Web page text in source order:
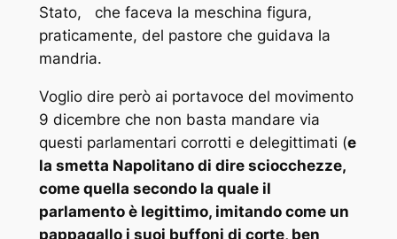
Stato, che faceva la meschina figura,
praticamente, del pastore che guidava la
mandria.
Voglio dire però ai portavoce del movimento
9 dicembre che non basta mandare via
questi parlamentari corrotti e delegittimati (e
la smetta Napolitano di dire sciocchezze,
come quella secondo la quale il
parlamento è legittimo, imitando come un
pappagallo i suoi buffoni di corte, ben